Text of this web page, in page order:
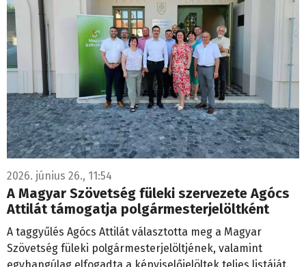
2026. június 26., 11:54
A Magyar Szövetség füleki szervezete Agócs
Attilát támogatja polgármesterjelöltként
A taggyűlés Agócs Attilát választotta meg a Magyar
Szövetség füleki polgármesterjelöltjének, valamint